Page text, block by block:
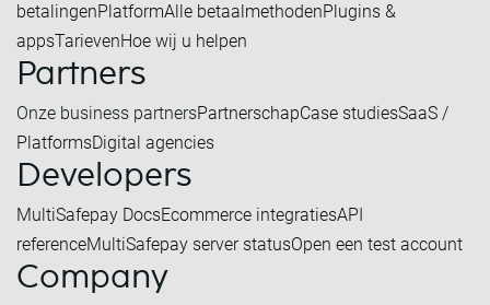
betalingenPlatformAlle betaalmethodenPlugins &
appsTarievenHoe wij u helpen
Partners
Onze business partnersPartnerschapCase studiesSaaS /
PlatformsDigital agencies
Developers
MultiSafepay DocsEcommerce integratiesAPI
referenceMultiSafepay server statusOpen een test account
Company